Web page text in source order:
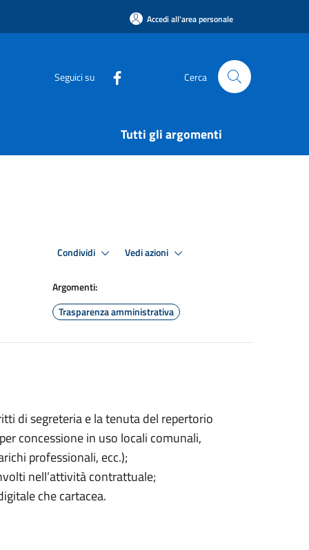
Accedi all'area personale
Seguici su Cerca
Tutti gli argomenti
Condividi Vedi azioni
Argomenti:
Trasparenza amministrativa
di segreteria e la tenuta del repertorio
concessione in uso locali comunali,
professionali, ecc.);
nell’attività contrattuale;
che cartacea.